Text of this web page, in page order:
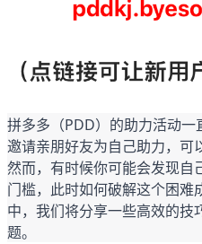
拼多多（PDD）的助力活动
邀请亲朋好友为自己助力，可
然而，有时候你可能会发现自
门槛，此时如何破解这个困
中，我们将分享一些高效的技
题。